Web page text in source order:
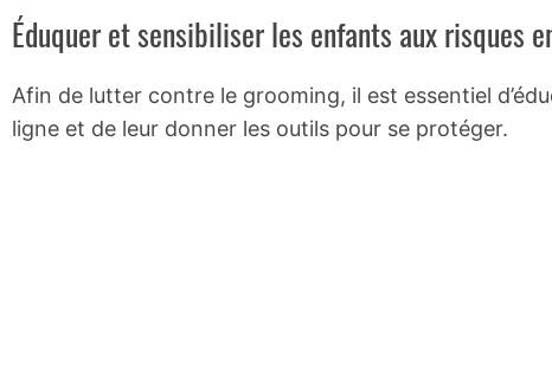
Éduquer et sensibiliser les enfants aux risques
Afin de lutter contre le grooming, il est essentiel
ligne et de leur donner les outils pour se protéger.